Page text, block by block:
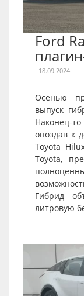
Ford
18.09.2024
Осенью
выпуск
Наконец-
опоздав к
Toyota
Toyota,
Гибрид
литровую